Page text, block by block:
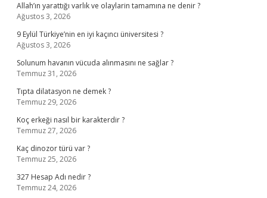
Allah’ın yarattığı varlık ve olaylarin tamamına ne denir ?
Ağustos 3, 2026
9 Eylül Türkiye’nin en iyi kaçıncı üniversitesi ?
Ağustos 3, 2026
Solunum havanın vücuda alınmasını ne sağlar ?
Temmuz 31, 2026
Tıpta dilatasyon ne demek ?
Temmuz 29, 2026
Koç erkeği nasıl bir karakterdir ?
Temmuz 27, 2026
Kaç dinozor türü var ?
Temmuz 25, 2026
327 Hesap Adı nedir ?
Temmuz 24, 2026